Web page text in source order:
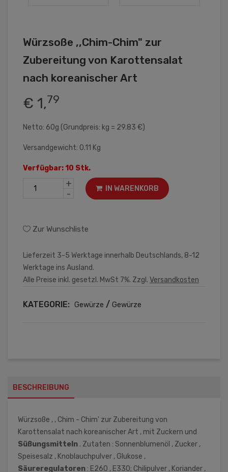
Würzsoße ,,Chim-Chim" zur
Zubereitung von Karottensalat
nach koreanischer Art
€ 1,79
Netto: 60g (Grundpreis: kg = 29.83 €)
Versandgewicht: 0.11 Kg
Verfügbar: 10 Stk.
+
-
IN WARENKORB
Zur Wunschliste
Lieferzeit 3-5 Werktage innerhalb Deutschlands, 8-12
Werktage ins Ausland.
Alle Preise inkl. gesetzl. MwSt 7%. Zzgl. Versandkosten
KATEGORIE: Gewürze / Gewürze
BESCHREIBUNG
Würzsoße , , Chim - Chim' zur Zubereitung von
Karottensalat nach koreanischer Art , mit Zuckern und
Süßungsmitteln . Zutaten : Sonnenblumenöl , Zucker ,
Speisesalz , Knoblauchpulver , Glukose ,
Säureregulatoren : E260 , E330; Chilipulver , Koriander ,